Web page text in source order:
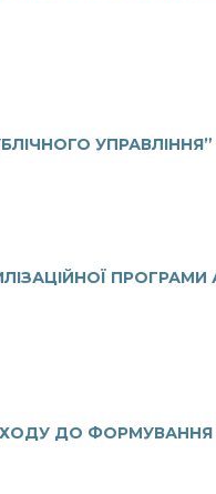
УПРАВЛІННЯ”
ДО ФОРМУВАННЯ